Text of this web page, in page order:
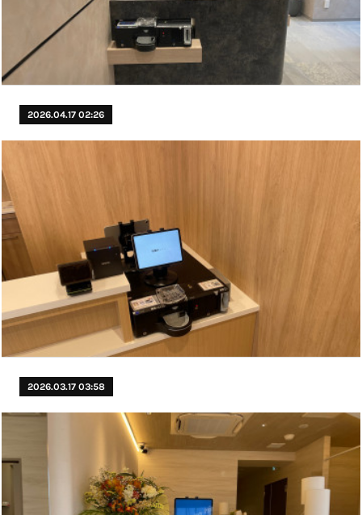
2026.04.17 02:26
2026.03.17 03:58